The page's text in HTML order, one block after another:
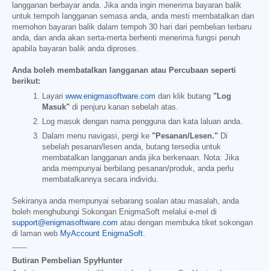
langganan berbayar anda. Jika anda ingin menerima bayaran balik
untuk tempoh langganan semasa anda, anda mesti membatalkan dan
memohon bayaran balik dalam tempoh 30 hari dari pembelian terbaru
anda, dan anda akan serta-merta berhenti menerima fungsi penuh
apabila bayaran balik anda diproses.
Anda boleh membatalkan langganan atau Percubaan seperti
berikut:
Layari www.enigmasoftware.com dan klik butang "Log
Masuk" di penjuru kanan sebelah atas.
Log masuk dengan nama pengguna dan kata laluan anda.
Dalam menu navigasi, pergi ke "Pesanan/Lesen." Di
sebelah pesanan/lesen anda, butang tersedia untuk
membatalkan langganan anda jika berkenaan. Nota: Jika
anda mempunyai berbilang pesanan/produk, anda perlu
membatalkannya secara individu.
Sekiranya anda mempunyai sebarang soalan atau masalah, anda
boleh menghubungi Sokongan EnigmaSoft melalui e-mel di
support@enigmasoftware.com atau dengan membuka tiket sokongan
di laman web MyAccount EnigmaSoft.
------
Butiran Pembelian SpyHunter